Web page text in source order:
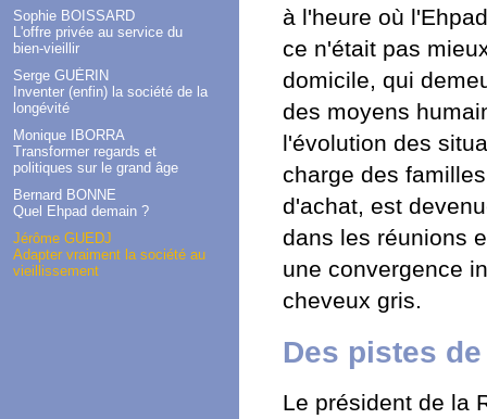
Sophie BOISSARD
L'offre privée au service du
bien-vieillir
Serge GUÉRIN
Inventer (enfin) la société de la
longévité
Monique IBORRA
Transformer regards et
politiques sur le grand âge
Bernard BONNE
Quel Ehpad demain ?
Jérôme GUEDJ
Adapter vraiment la société au
vieillissement
à l'heure où l'Ehpad
ce n'était pas
domicile, qui
des moyens
l'évolution des
charge des
d'achat, est
dans les réunions
une convergence
cheveux gris.
Des pistes
Le président de la